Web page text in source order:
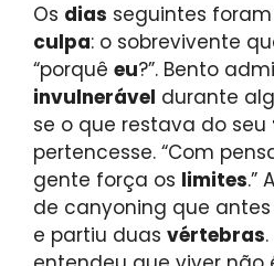
Os dias seguintes
culpa: o sobrevivente
“porquê eu?”. Bento
invulnerável durante
se o que restava do seu
pertencesse. “Com
gente força os limites.”
de canyoning que
e partiu duas vértebras